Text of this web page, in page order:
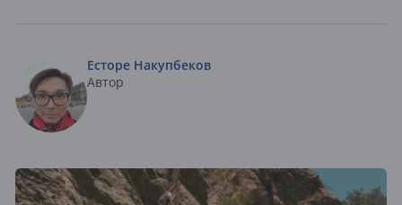
Есторе Накупбеков
Автор